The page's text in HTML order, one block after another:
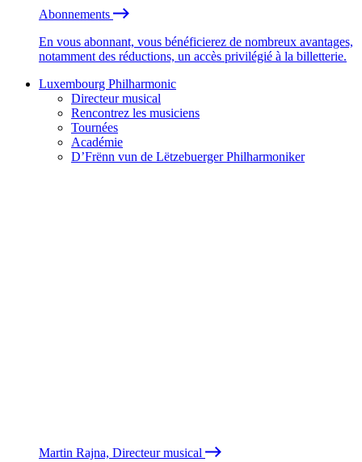
Abonnements
En vous abonnant, vous bénéficierez de nombreux avantages,
notamment des réductions, un accès privilégié à la billetterie.
Luxembourg Philharmonic
Directeur musical
Rencontrez les musiciens
Tournées
Académie
D’Frënn vun de Lëtzebuerger Philharmoniker
Martin Rajna, Directeur musical